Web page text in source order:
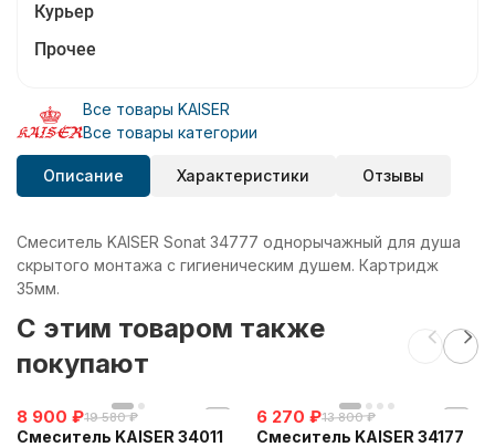
Курьер
Прочее
Все товары KAISER
Все товары категории
Описание Характеристики Отзывы
Смеситель KAISER Sonat 34777 однорычажный для душа
скрытого монтажа с гигиеническим душем. Картридж
35мм.
C этим товаром также
покупают
8 900 ₽19 580 ₽
Смеситель KAISER 34011
6 270 ₽13 800 ₽
Смеситель KAISER 34177